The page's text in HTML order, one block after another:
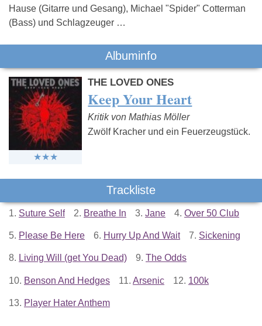
Hause (Gitarre und Gesang), Michael "Spider" Cotterman
(Bass) und Schlagzeuger …
Albuminfo
THE LOVED ONES
Keep Your Heart
Kritik von Mathias Möller
Zwölf Kracher und ein Feuerzeugstück.
Trackliste
1. Suture Self 2. Breathe In 3. Jane 4. Over 50 Club
5. Please Be Here 6. Hurry Up And Wait 7. Sickening
8. Living Will (get You Dead) 9. The Odds
10. Benson And Hedges 11. Arsenic 12. 100k
13. Player Hater Anthem